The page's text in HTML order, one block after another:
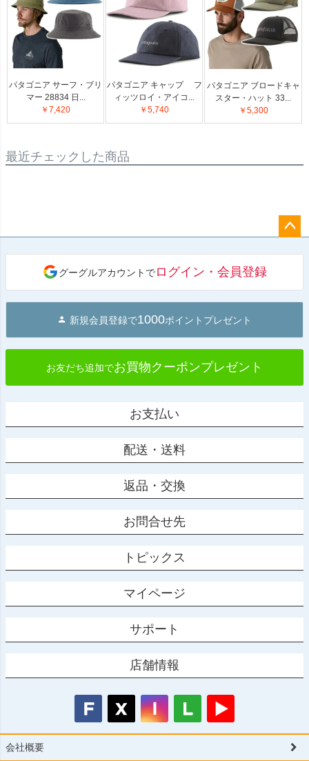
パタゴニア サーフ・ブリ
マー 28834 日...
￥7,420
パタゴニア キャップ フ
ィッツロイ・アイコ...
￥5,740
パタゴニア ブロードキャ
スター・ハット 33...
￥5,300
最近チェックした商品
へ
グーグルアカウントでログイン・会員登録
新規会員登録で1000ポイントプレゼント
お友だち追加でお買物クーポンプレゼント
お支払い
配送・送料
返品・交換
お問合せ先
トピックス
マイページ
サポート
店舗情報
会社概要